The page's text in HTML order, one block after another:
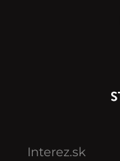
Interez.sk